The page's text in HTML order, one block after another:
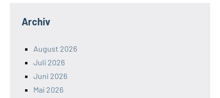
Archiv
August 2026
Juli 2026
Juni 2026
Mai 2026